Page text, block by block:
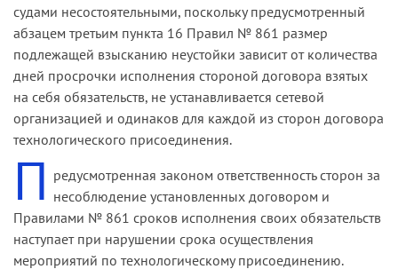
судами несостоятельными, поскольку предусмотренный
абзацем третьим пункта 16 Правил № 861 размер
подлежащей взысканию неустойки зависит от количества
дней просрочки исполнения стороной договора взятых
на себя обязательств, не устанавливается сетевой
организацией и одинаков для каждой из сторон договора
технологического присоединения.
П редусмотренная законом ответственность сторон за
несоблюдение установленных договором и
Правилами № 861 сроков исполнения своих обязательств
наступает при нарушении срока осуществления
мероприятий по технологическому присоединению.